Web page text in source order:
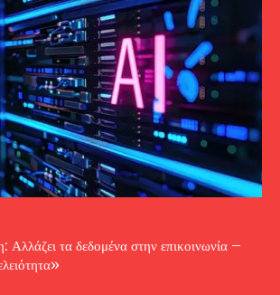
Αλλάζει τα δεδομένα στην επικοινωνία –